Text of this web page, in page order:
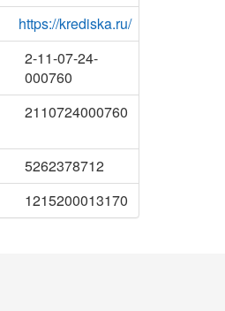
https://krediska.ru/
2-11-07-24-
000760
2110724000760
5262378712
1215200013170